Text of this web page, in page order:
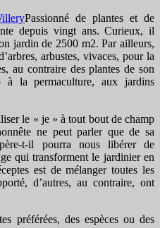
Passionné de plantes et de
depuis vingt ans. Curieux, il
jardin de 2500 m2. Par ailleurs,
arbustes, vivaces, pour la
au contraire des plantes de son
à la permaculture, aux jardins
le « je » à tout bout de champ
ne peut parler que de sa
t-il pourra nous libérer de
qui transforment le jardinier en
est de mélanger toutes les
d’autres, au contraire, ont
préférées, des espèces ou des